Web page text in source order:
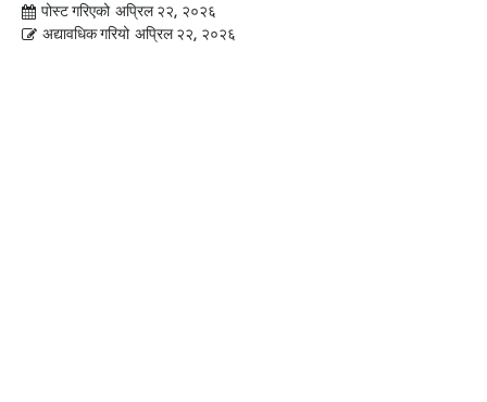
पोस्ट गरिएको अप्रिल २२, २०२६
अद्यावधिक गरियो अप्रिल २२, २०२६